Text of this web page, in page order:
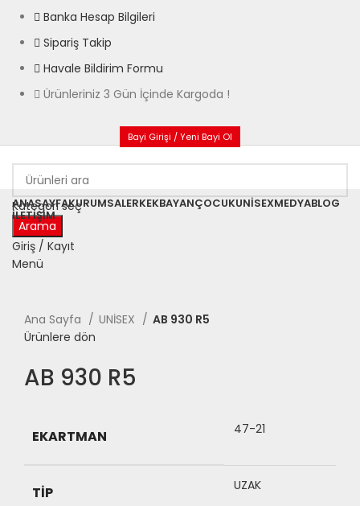
Banka Hesap Bilgileri
Sipariş Takip
Havale Bildirim Formu
Ürünleriniz 3 Gün İçinde Kargoda !
Bayi Girişi / Yeni Bayi Ol
Kategori seç
Arama
Giriş / Kayıt
Menü
ANASAYFAKURUMSALERKEKBAYANÇOCUKUNISEXMEDYABLOG
İLETIŞIM
Büyütmek için tıklayın
Ana Sayfa UNİSEX
AB 930 R5
Ürünlere dön
AB 930 R5
EKARTMAN 47-21
TIP UZAK